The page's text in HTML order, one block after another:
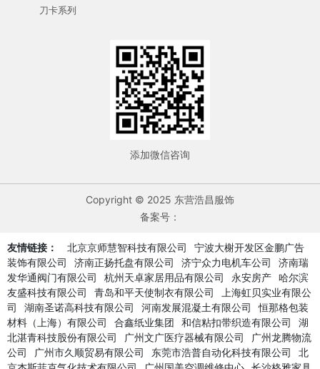
刀卡系列
添加微信咨询
Copyright © 2025 东营浩昌服饰
备案号：
友情链接： 北京京师慧智科技有限公司
宁波大榭开发区金鹏广告
装饰有限公司
济南正扬托盘有限公司 济宁众力电机车公司
济南瑞
发华通阀门有限公司
杭州天卓家居用品有限公司 永安房产 哈尔滨
友盛科技有限公司
青岛和平天使制衣有限公司
上海虹贝实业有限公
司
湖南圣诺高科技有限公司 河南发展混凝土有限公司
恒那格包装
材料（上海）有限公司
合鑫纸业集团 和信粘扣带织造有限公司
湖
北湛青科技股份有限公司
广州文广医疗器械有限公司
广州龙腾物流
公司
广州市久顺贸易有限公司 东莞市浩普自动化科技有限公司
北